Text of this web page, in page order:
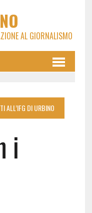
AL GIORNALISMO
ALL’IFG DI URBINO
i